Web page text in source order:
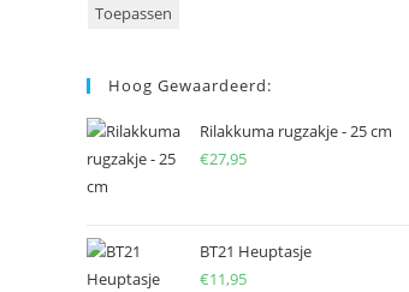
Toepassen
Hoog Gewaardeerd:
Rilakkuma rugzakje - 25 cm
€27,95
BT21 Heuptasje
€11,95